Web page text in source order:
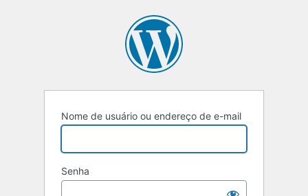
Nome de usuário ou endereço de e-mail
Senha